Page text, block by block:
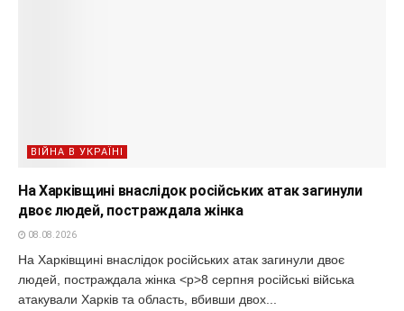
ВІЙНА В УКРАЇНІ
На Харківщині внаслідок російських атак загинули
двоє людей, постраждала жінка
08.08.2026
На Харківщині внаслідок російських атак загинули двоє
людей, постраждала жінка <p>8 серпня російські війська
атакували Харків та область, вбивши двох...